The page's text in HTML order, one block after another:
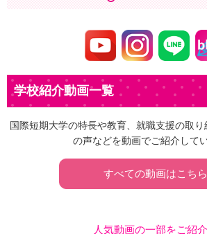
学校紹介動画一覧
国際短期大学の特長や教育、就職支援の取
の声などを動画でご紹介して
すべての動画はこちら
人気動画の一部をご紹介